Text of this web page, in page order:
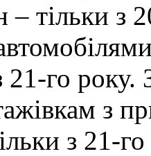
– тільки з
21-го року.
з
з 21-го